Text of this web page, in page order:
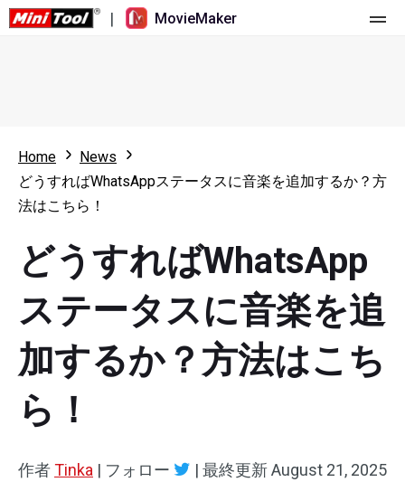
| MovieMaker
更新履歴
マルチトラック動画編集
アスペクト比
速度変更/リバース
トリミング/スプリット/クロップ
リソース
ビデオ編集のヒント
画面録画ツール
動画変換ツール
オンライン動画ダウンロード ツール
Home
News
どうすればWhatsAppステータスに音楽を追加するか？方
法はこちら！
どうすればWhatsApp
ステータスに音楽を追
加するか？方法はこち
ら！
作者Tinka | フォロー | 最終更新August 21, 2025